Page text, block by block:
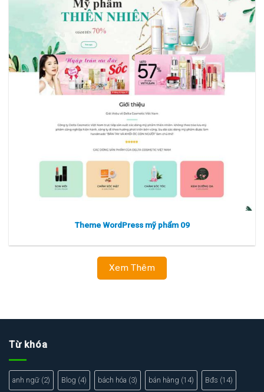
Xem thực tế Xem chi tiết
Theme WordPress mỹ phẩm 09
Xem Thêm
Từ khóa
anh ngữ (2) Blog (4) bách hóa (3) bán hàng (14) Bđs (14)